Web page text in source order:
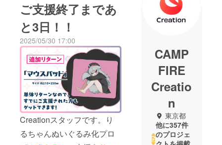
ご支援終了まであ
と3日！！
2025/05/30 17:00
Creationスタッフです。り
るちゃんぬいぐるみ化プロ
CAMP
FIRE
Creatio
n
東京都
他に357件
のプロジェ